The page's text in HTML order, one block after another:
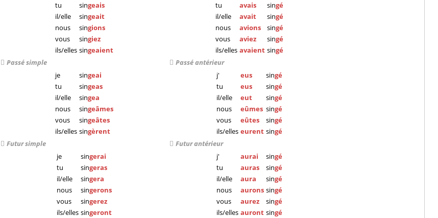
tu
singeais
il/elle
singeait
nous
singions
vous
singiez
ils/elles singeaient
tu
avais singé
il/elle
avait singé
nous
avions singé
vous
aviez singé
ils/elles avaient singé
Passé simple
je
singeai
tu
singeas
il/elle
singea
nous
singeâmes
vous
singeâtes
ils/elles singèrent
Passé antérieur
j'
eus singé
tu
eus singé
il/elle
eut singé
nous
eûmes singé
vous
eûtes singé
ils/elles eurent singé
Futur simple
je
singerai
tu
singeras
il/elle
singera
nous
singerons
vous
singerez
ils/elles singeront
Futur antérieur
j'
aurai singé
tu
auras singé
il/elle
aura singé
nous
aurons singé
vous
aurez singé
ils/elles auront singé